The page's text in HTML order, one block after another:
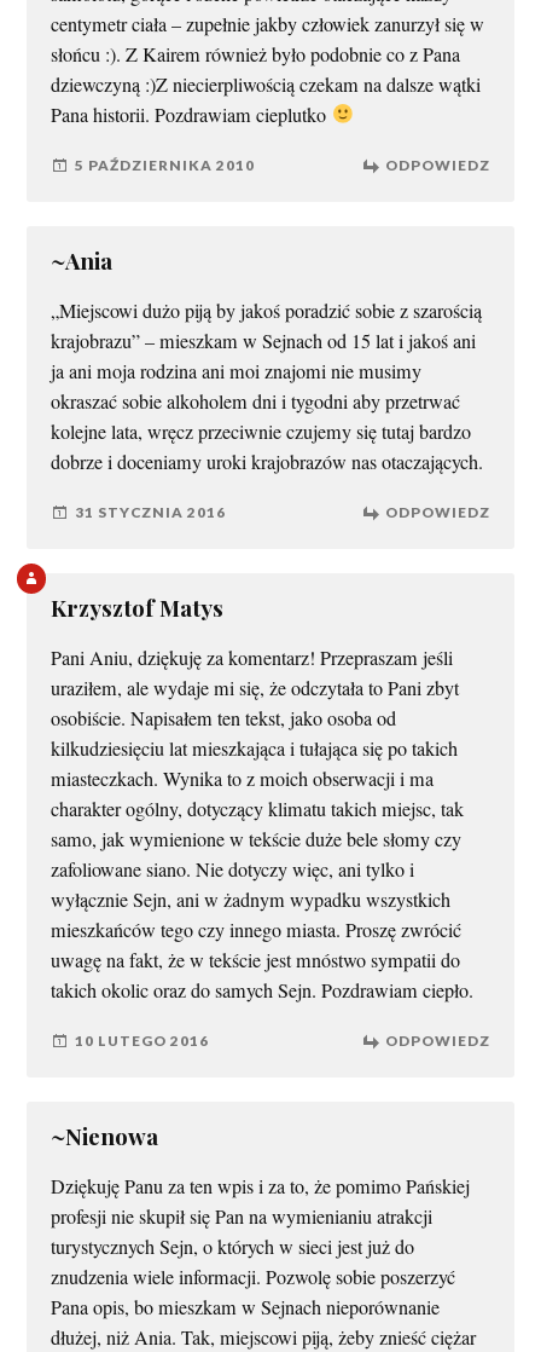
centymetr ciała – zupełnie jakby człowiek zanurzył się w
słońcu :). Z Kairem również było podobnie co z Pana
dziewczyną :)Z niecierpliwością czekam na dalsze wątki
Pana historii. Pozdrawiam cieplutko
5 PAŹDZIERNIKA 2010 ODPOWIEDZ
~Ania
„Miejscowi dużo piją by jakoś poradzić sobie z szarością
krajobrazu” – mieszkam w Sejnach od 15 lat i jakoś ani
ja ani moja rodzina ani moi znajomi nie musimy
okraszać sobie alkoholem dni i tygodni aby przetrwać
kolejne lata, wręcz przeciwnie czujemy się tutaj bardzo
dobrze i doceniamy uroki krajobrazów nas otaczających.
31 STYCZNIA 2016 ODPOWIEDZ
Krzysztof Matys
Pani Aniu, dziękuję za komentarz! Przepraszam jeśli
uraziłem, ale wydaje mi się, że odczytała to Pani zbyt
osobiście. Napisałem ten tekst, jako osoba od
kilkudziesięciu lat mieszkająca i tułająca się po takich
miasteczkach. Wynika to z moich obserwacji i ma
charakter ogólny, dotyczący klimatu takich miejsc, tak
samo, jak wymienione w tekście duże bele słomy czy
zafoliowane siano. Nie dotyczy więc, ani tylko i
wyłącznie Sejn, ani w żadnym wypadku wszystkich
mieszkańców tego czy innego miasta. Proszę zwrócić
uwagę na fakt, że w tekście jest mnóstwo sympatii do
takich okolic oraz do samych Sejn. Pozdrawiam ciepło.
10 LUTEGO 2016 ODPOWIEDZ
~Nienowa
Dziękuję Panu za ten wpis i za to, że pomimo Pańskiej
profesji nie skupił się Pan na wymienianiu atrakcji
turystycznych Sejn, o których w sieci jest już do
znudzenia wiele informacji. Pozwolę sobie poszerzyć
Pana opis, bo mieszkam w Sejnach nieporównanie
dłużej, niż Ania. Tak, miejscowi piją, żeby znieść ciężar